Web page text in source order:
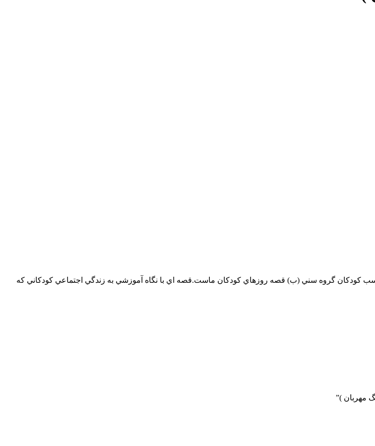
و جذاب 9جلدي با تصوير رنگارنگ مناسب كودكان گروه سني (ب) قصه روزهاي كودكان ماست.قصه اي با نگاه آموزشي به زندگي اجتماعي كودكاني كه
مهربان )”